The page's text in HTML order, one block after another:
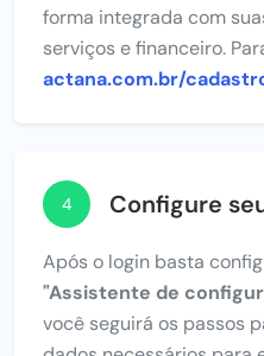
forma integrada com
serviços e financeiro.
actana.com.br/
4 Configure
Após o login basta
"Assistente de
você seguirá os passos